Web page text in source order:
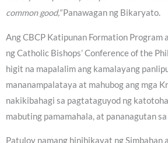
common good,”Panawagan ng Bikaryato.
Ang CBCP Katipunan Formation Program
ng Catholic Bishops’ Conference of the
higit na mapalalim ang kamalayang
mananampalataya at mahubog ang mga
nakikibahagi sa pagtataguyod ng
mabuting pamamahala, at pananagutan
Patuloy namang hinihikayat ng Simbahan